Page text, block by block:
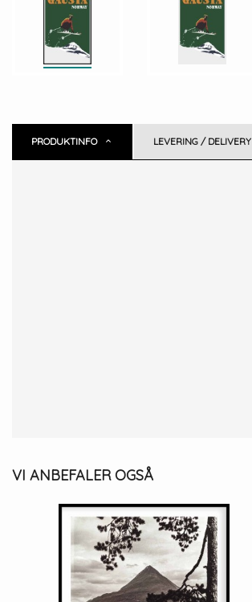
PRODUKTINFO LEVERING / DELIVERY
VI ANBEFALER OGSÅ